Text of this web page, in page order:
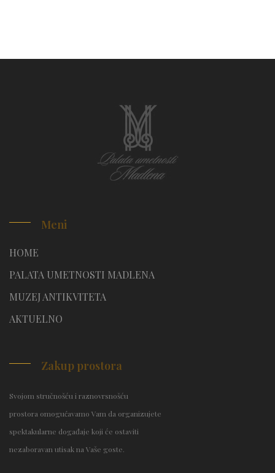
Meni
HOME
PALATA UMETNOSTI MADLENA
MUZEJ ANTIKVITETA
AKTUELNO
Zakup prostora
Svojom stručnošću i raznovrsnošću
prostora omogućavamo Vam da organizujete
spektakularne događaje koji će ostaviti
nezaboravan utisak na Vaše goste.